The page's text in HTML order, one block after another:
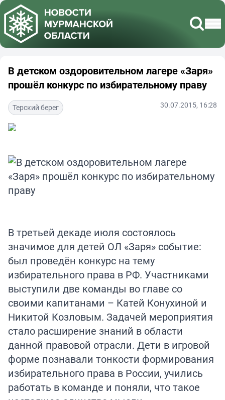
В детском оздоровительном лагере «Заря»
прошёл конкурс по избирательному праву
Терский берег 30.07.2015, 16:28
В третьей декаде июля состоялось
значимое для детей ОЛ «Заря» событие:
был проведён конкурс на тему
избирательного права в РФ. Участниками
выступили две команды во главе со
своими капитанами – Катей Конухиной и
Никитой Козловым. Задачей мероприятия
стало расширение знаний в области
данной правовой отрасли. Дети в игровой
форме познавали тонкости формирования
избирательного права в России, учились
работать в команде и поняли, что такое